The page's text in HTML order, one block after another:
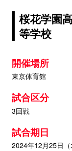
桜花学園
等学校
開催場所
東京体育館
試合区分
3回戦
試合期日
2024年12月25日（